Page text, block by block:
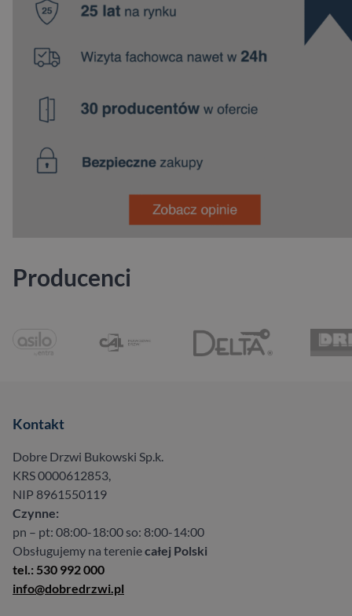
Producenci
Kontakt
Dobre Drzwi Bukowski Sp.k.
KRS 0000612853,
NIP 8961550119
Czynne:
pn – pt: 08:00-18:00 so: 8:00-14:00
Obsługujemy na tereniecałej Polski
tel.: 530 992 000
info@dobredrzwi.pl